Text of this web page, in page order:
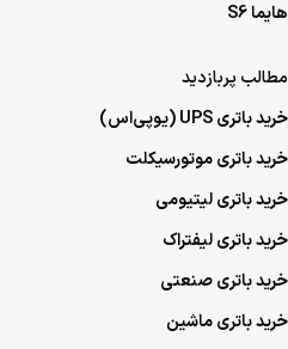
هایما S6
مطالب پربازدید
خرید باتری UPS (یو‌پی‌اس)
خرید باتری موتورسیکلت
خرید باتری لیتیومی
خرید باتری لیفتراک
خرید باتری صنعتی
خرید باتری ماشین